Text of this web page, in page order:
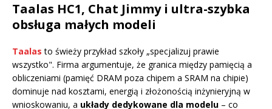
Taalas HC1, Chat Jimmy i ultra-szybka
obsługa małych modeli
Taalas to świeży przykład szkoły „specjalizuj prawie
wszystko". Firma argumentuje, że granica między pamięcią a
obliczeniami (pamięć DRAM poza chipem a SRAM na chipie)
dominuje nad kosztami, energią i złożonością inżynieryjną w
wnioskowaniu, a układy dedykowane dla modelu – co